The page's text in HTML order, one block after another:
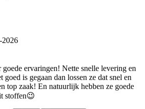
2026
ervaringen! Nette snelle levering en
goed is gegaan dan lossen ze dat snel en
top zaak! En natuurlijk hebben ze goede
stoffen😉